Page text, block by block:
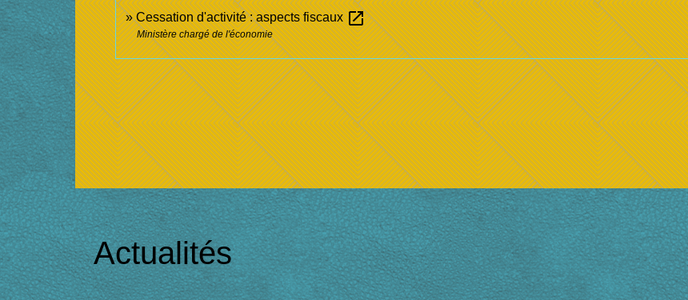
Cessation d'activité : aspects fiscauxopen_in_new
Ministère chargé de l'économie
Actualités